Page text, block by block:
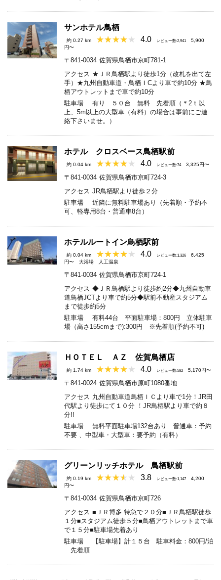
サンホテル鳥栖
約 0.27 km 4.0 レビュー数:2,941
5,900
円〜
〒841-0034 佐賀県鳥栖市京町781-1
アクセス ★ＪＲ鳥栖駅より徒歩1分（改札を出て左
手）★九州自動車道・鳥栖ＩCより車で約10分 ★鳥
栖アウトレットまで車で約10分
駐車場
有り ５０台 無料 先着順（＊2ｔ以
上、5m以上の大型車（有料）の場合は事前にご連
絡下さいませ。）
ホテル クロスベース鳥栖駅前
約 0.04 km 4.0 レビュー数:74 3,325円〜
〒841-0034 佐賀県鳥栖市京町724-3
アクセス JR鳥栖駅より徒歩２分
駐車場
近隣に無料駐車場あり（先着順・予約不
可、軽専用8台・普通車8台）
ホテルルートイン鳥栖駅前
約 0.04 km 4.0 レビュー数:1,326
6,425
円〜
大浴場 人工温泉
〒841-0034 佐賀県鳥栖市京町724-1
アクセス ◆ＪＲ鳥栖駅より徒歩約2分◆九州自動車
道鳥栖JCTより車で約5分◆駅前不動産スタジアム
まで徒歩約5分
駐車場
有料44台 平面駐車場：800円 立体駐車
場（高さ155cmまで):300円 ※先着順(予約不可)
ＨＯＴＥＬ ＡＺ 佐賀鳥栖店
約 1.74 km 4.0 レビュー数:582 5,170円〜
〒841-0024 佐賀県鳥栖市原町1080番地
アクセス 九州自動車道鳥栖ＩＣより車で1分！JR田
代駅より徒歩にて１０分 ！JR鳥栖駅より車で約８
分!!
駐車場
無料平面駐車場132台あり 普通車：予約
不要 、中型車・大型車：要予約（有料）
グリーンリッチホテル 鳥栖駅前
約 0.19 km 3.8 レビュー数:1,147
4,200
円〜
〒841-0034 佐賀県鳥栖市京町726
アクセス ■ＪＲ博多 特急で２０分■ＪＲ鳥栖駅徒歩
１分■スタジアム徒歩５分■鳥栖アウトレットまで車
で１５分■駐車場先着あり
駐車場
【駐車場】計１５台 駐車料金：800円/泊
先着順